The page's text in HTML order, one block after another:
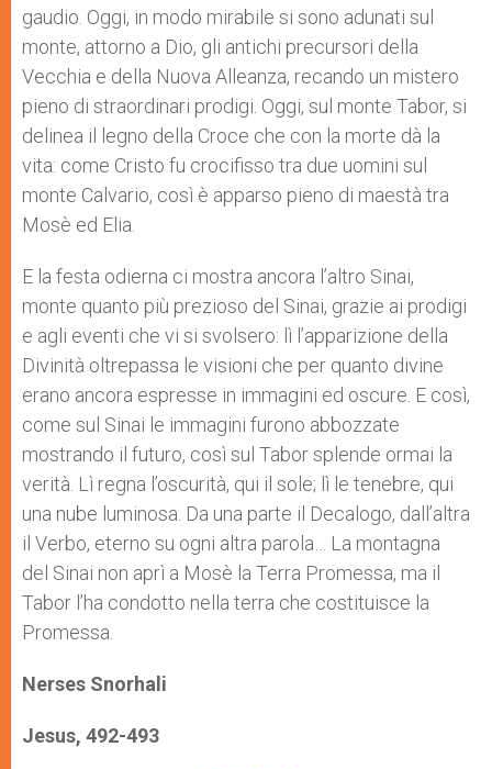
gaudio. Oggi, in modo mirabile si sono adunati sul
monte, attorno a Dio, gli antichi precursori della
Vecchia e della Nuova Alleanza, recando un mistero
pieno di straordinari prodigi. Oggi, sul monte Tabor, si
delinea il legno della Croce che con la morte dà la
vita: come Cristo fu crocifisso tra due uomini sul
monte Calvario, così è apparso pieno di maestà tra
Mosè ed Elia.
E la festa odierna ci mostra ancora l’altro Sinai,
monte quanto più prezioso del Sinai, grazie ai prodigi
e agli eventi che vi si svolsero: lì l’apparizione della
Divinità oltrepassa le visioni che per quanto divine
erano ancora espresse in immagini ed oscure. E così,
come sul Sinai le immagini furono abbozzate
mostrando il futuro, così sul Tabor splende ormai la
verità. Lì regna l’oscurità, qui il sole; lì le tenebre, qui
una nube luminosa. Da una parte il Decalogo, dall’altra
il Verbo, eterno su ogni altra parola… La montagna
del Sinai non aprì a Mosè la Terra Promessa, ma il
Tabor l’ha condotto nella terra che costituisce la
Promessa.
Nerses Snorhali
Jesus, 492-493